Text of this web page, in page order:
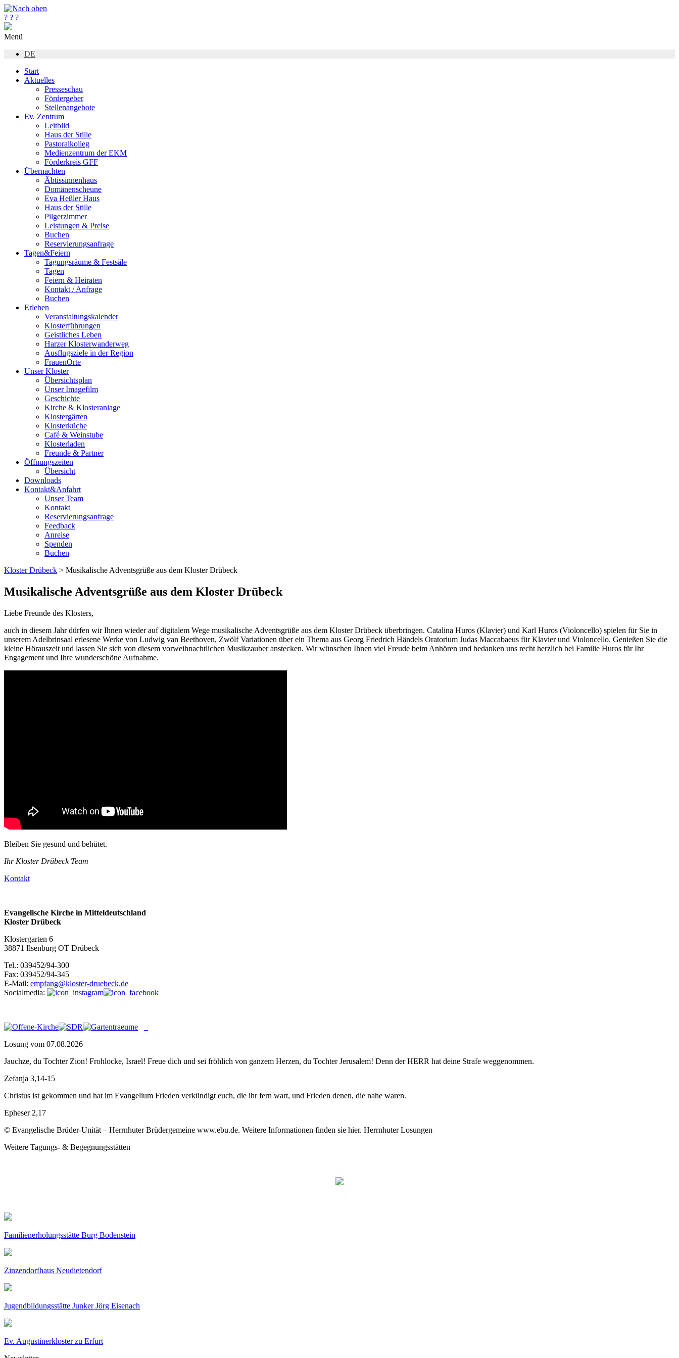
? ? ?
Menü
DE
Start
Aktuelles
Presseschau
Fördergeber
Stellenangebote
Ev. Zentrum
Leitbild
Haus der Stille
Pastoralkolleg
Medienzentrum der EKM
Förderkreis GFF
Übernachten
Äbtissinnenhaus
Domänenscheune
Eva Heßler Haus
Haus der Stille
Pilgerzimmer
Leistungen & Preise
Buchen
Reservierungsanfrage
Tagen&Feiern
Tagungsräume & Festsäle
Tagen
Feiern & Heiraten
Kontakt / Anfrage
Buchen
Erleben
Veranstaltungskalender
Klosterführungen
Geistliches Leben
Harzer Klosterwanderweg
Ausflugsziele in der Region
FrauenOrte
Unser Kloster
Übersichtsplan
Unser Imagefilm
Geschichte
Kirche & Klosteranlage
Klostergärten
Klosterküche
Café & Weinstube
Klosterladen
Freunde & Partner
Öffnungszeiten
Übersicht
Downloads
Kontakt&Anfahrt
Unser Team
Kontakt
Reservierungsanfrage
Feedback
Anreise
Spenden
Buchen
Kloster Drübeck > Musikalische Adventsgrüße aus dem Kloster Drübeck
Musikalische Adventsgrüße aus dem Kloster Drübeck
Liebe Freunde des Klosters,
auch in diesem Jahr dürfen wir Ihnen wieder auf digitalem Wege musikalische Adventsgrüße aus dem Kloster Drübeck überbringen. Catalina Huros (Klavier) und Karl Huros (Violoncello) spielen für Sie in
unserem Adelbrinsaal erlesene Werke von Ludwig van Beethoven, Zwölf Variationen über ein Thema aus Georg Friedrich Händels Oratorium Judas Maccabaeus für Klavier und Violoncello. Genießen Sie die
kleine Hörauszeit und lassen Sie sich von diesem vorweihnachtlichen Musikzauber anstecken. Wir wünschen Ihnen viel Freude beim Anhören und bedanken uns recht herzlich bei Familie Huros für Ihr
Engagement und Ihre wunderschöne Aufnahme.
Bleiben Sie gesund und behütet.
Ihr Kloster Drübeck Team
Kontakt
Evangelische Kirche in Mitteldeutschland
Kloster Drübeck
Klostergarten 6
38871 Ilsenburg OT Drübeck
Tel.: 039452/94-300
Fax: 039452/94-345
E-Mail: empfang@kloster-druebeck.de
Socialmedia:
Losung vom 07.08.2026
Jauchze, du Tochter Zion! Frohlocke, Israel! Freue dich und sei fröhlich von ganzem Herzen, du Tochter Jerusalem! Denn der HERR hat deine Strafe weggenommen.
Zefanja 3,14-15
Christus ist gekommen und hat im Evangelium Frieden verkündigt euch, die ihr fern wart, und Frieden denen, die nahe waren.
Epheser 2,17
© Evangelische Brüder-Unität – Herrnhuter Brüdergemeine www.ebu.de. Weitere Informationen finden sie hier. Herrnhuter Losungen
Weitere Tagungs- & Begegnungsstätten
Familienerholungsstätte Burg Bodenstein
Zinzendorfhaus Neudietendorf
Jugendbildungsstätte Junker Jörg Eisenach
Ev. Augustinerkloster zu Erfurt